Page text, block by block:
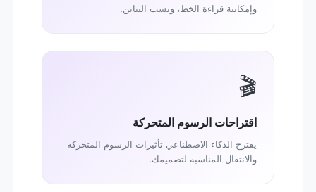
وإمكانية قراءة الخط، ونسب التباين.
🎬
اقتراحات الرسوم المتحركة
يقترح الذكاء الاصطناعي تأثيرات الرسوم المتحركة
والانتقال المناسبة لتصميمك.